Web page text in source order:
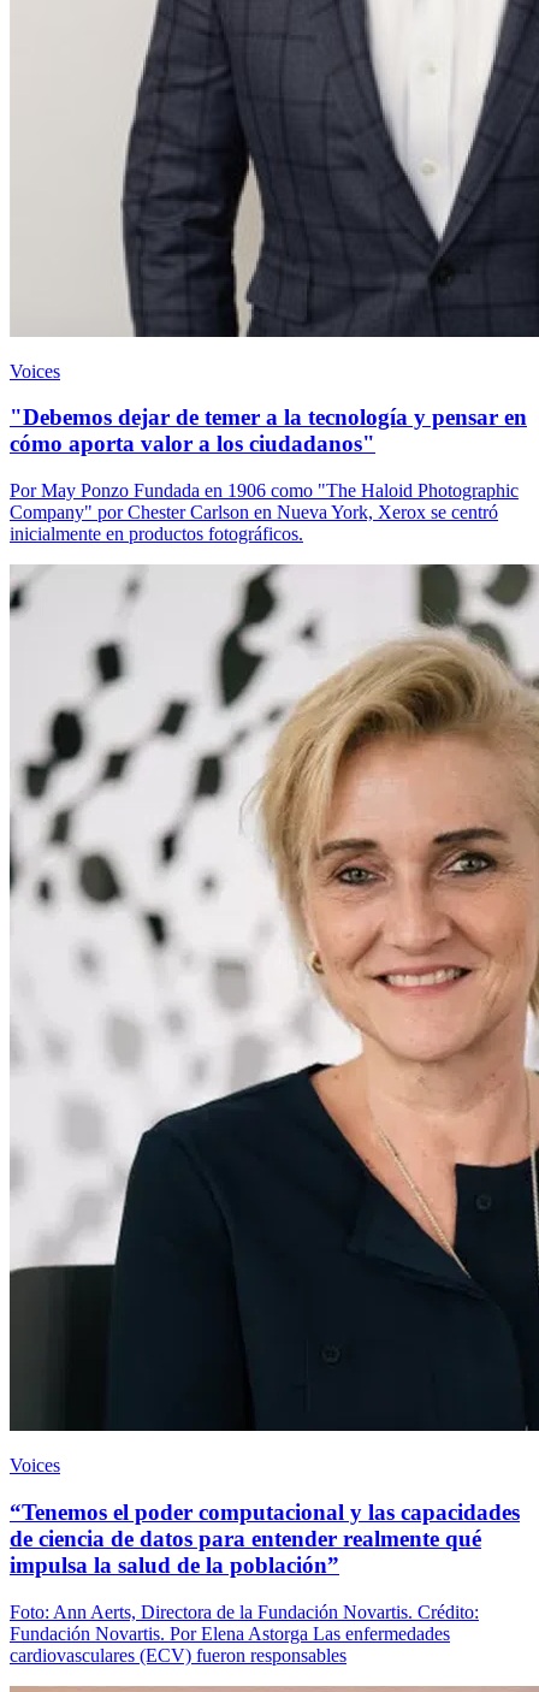
Voices
"Debemos dejar de temer a la tecnología y pensar en
cómo aporta valor a los ciudadanos"
Por May Ponzo Fundada en 1906 como "The Haloid Photographic
Company" por Chester Carlson en Nueva York, Xerox se centró
inicialmente en productos fotográficos.
Voices
“Tenemos el poder computacional y las capacidades
de ciencia de datos para entender realmente qué
impulsa la salud de la población”
Foto: Ann Aerts, Directora de la Fundación Novartis. Crédito:
Fundación Novartis. Por Elena Astorga Las enfermedades
cardiovasculares (ECV) fueron responsables